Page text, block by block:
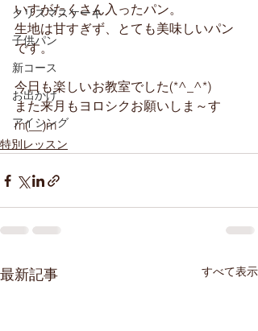
クリスマスケーキ
子供パン
新コース
お出かけ
アイシング
いすがたくさん入ったパン。
生地は甘すぎず、とても美味しいパン
です。
今日も楽しいお教室でした(*^_^*)
また来月もヨロシクお願いしま～す
m(__)m
特別レッスン
最新記事 すべて表示